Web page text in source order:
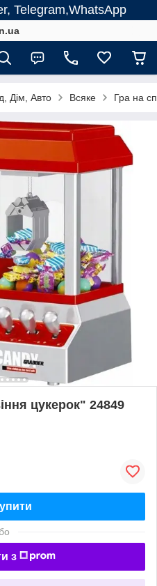
Telegram,WhatsApp
Дім, Авто Всяке Гра на
цукерок" 24849
з